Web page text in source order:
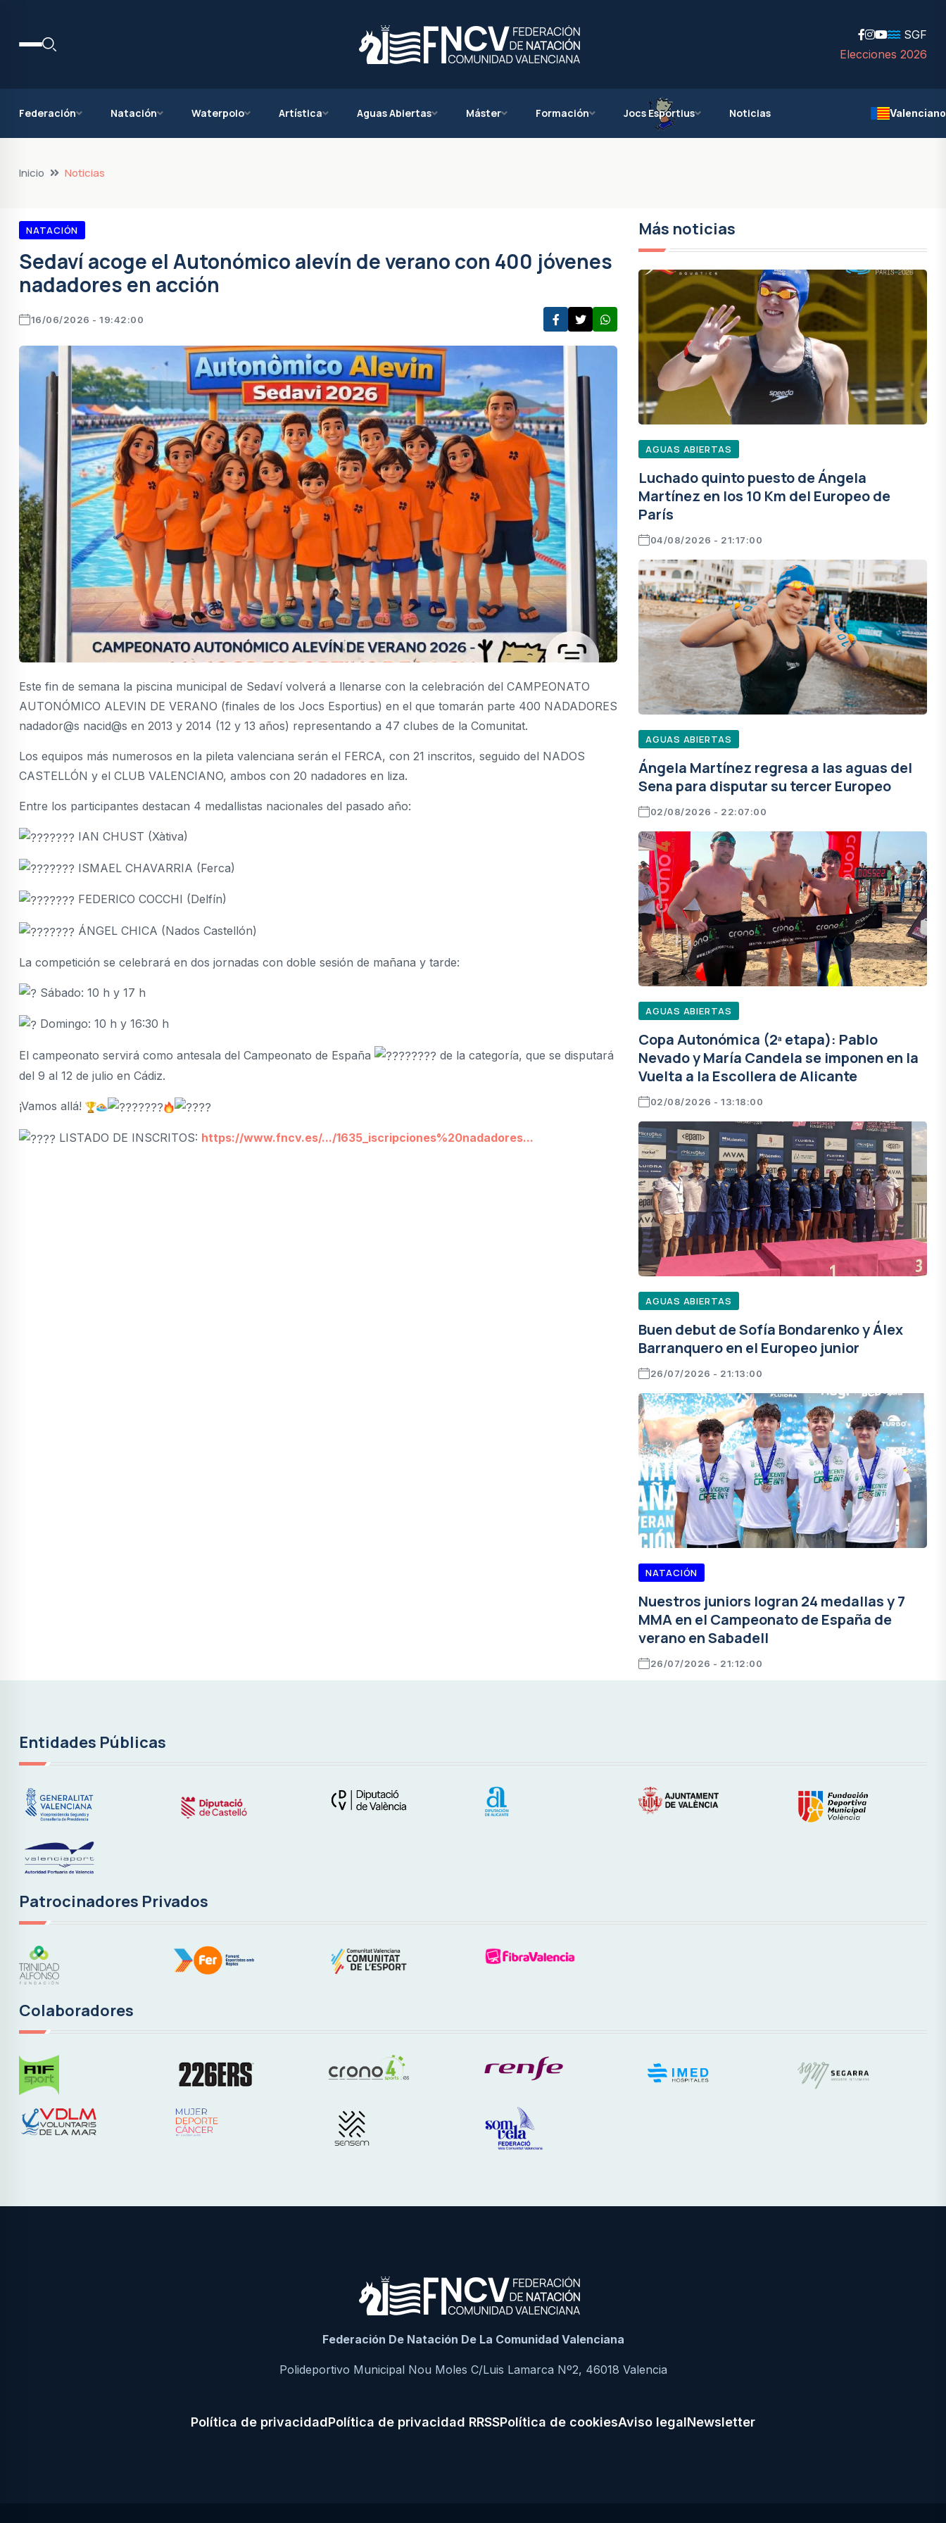
SGF
Elecciones 2026
Federación Natación Waterpolo Artística Aguas Abiertas Máster Formación Jocs Esportius Noticias Valenciano
Inicio Noticias
NATACIÓN
Sedaví acoge el Autonómico alevín de verano con 400 jóvenes
nadadores en acción
16/06/2026 - 19:42:00
Este fin de semana la piscina municipal de Sedaví volverá a llenarse con la celebración del CAMPEONATO
AUTONÓMICO ALEVIN DE VERANO (finales de los Jocs Esportius) en el que tomarán parte 400 NADADORES
nadador@s nacid@s en 2013 y 2014 (12 y 13 años) representando a 47 clubes de la Comunitat.
Los equipos más numerosos en la pileta valenciana serán el FERCA, con 21 inscritos, seguido del NADOS
CASTELLÓN y el CLUB VALENCIANO, ambos con 20 nadadores en liza.
Entre los participantes destacan 4 medallistas nacionales del pasado año:
IAN CHUST (Xàtiva)
ISMAEL CHAVARRIA (Ferca)
FEDERICO COCCHI (Delfín)
ÁNGEL CHICA (Nados Castellón)
La competición se celebrará en dos jornadas con doble sesión de mañana y tarde:
Sábado: 10 h y 17 h
Domingo: 10 h y 16:30 h
El campeonato servirá como antesala del Campeonato de España
de la categoría, que se disputará
del 9 al 12 de julio en Cádiz.
¡Vamos allá!
LISTADO DE INSCRITOS: https://www.fncv.es/.../1635_iscripciones%20nadadores...
Más noticias
AGUAS ABIERTAS
Luchado quinto puesto de Ángela
Martínez en los 10 Km del Europeo de
París
04/08/2026 - 21:17:00
AGUAS ABIERTAS
Ángela Martínez regresa a las aguas del
Sena para disputar su tercer Europeo
02/08/2026 - 22:07:00
AGUAS ABIERTAS
Copa Autonómica (2ª etapa): Pablo
Nevado y María Candela se imponen en la
Vuelta a la Escollera de Alicante
02/08/2026 - 13:18:00
AGUAS ABIERTAS
Buen debut de Sofía Bondarenko y Álex
Barranquero en el Europeo junior
26/07/2026 - 21:13:00
NATACIÓN
Nuestros juniors logran 24 medallas y 7
MMA en el Campeonato de España de
verano en Sabadell
26/07/2026 - 21:12:00
Entidades Públicas
Patrocinadores Privados
Colaboradores
Federación De Natación De La Comunidad Valenciana
Polideportivo Municipal Nou Moles C/Luis Lamarca Nº2, 46018 Valencia
Política de privacidadPolítica de privacidad RRSSPolítica de cookiesAviso legalNewsletter